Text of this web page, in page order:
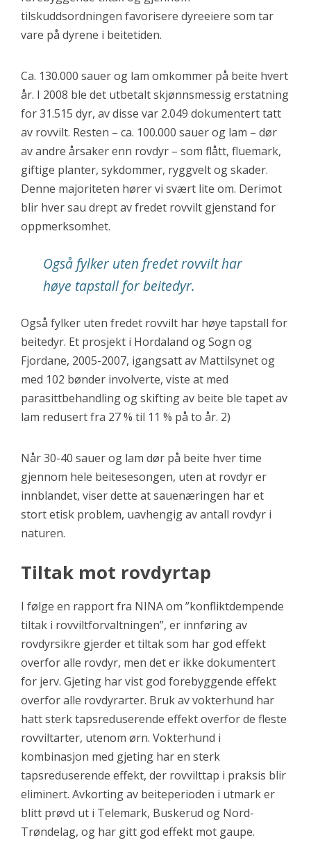
tilskuddsordningen favorisere dyreeiere som tar
vare på dyrene i beitetiden.
Ca. 130.000 sauer og lam omkommer på beite hvert
år. I 2008 ble det utbetalt skjønnsmessig erstatning
for 31.515 dyr, av disse var 2.049 dokumentert tatt
av rovvilt. Resten – ca. 100.000 sauer og lam – dør
av andre årsaker enn rovdyr – som flått, fluemark,
giftige planter, sykdommer, ryggvelt og skader.
Denne majoriteten hører vi svært lite om. Derimot
blir hver sau drept av fredet rovvilt gjenstand for
oppmerksomhet.
Også fylker uten fredet rovvilt har
høye tapstall for beitedyr.
Også fylker uten fredet rovvilt har høye tapstall for
beitedyr. Et prosjekt i Hordaland og Sogn og
Fjordane, 2005-2007, igangsatt av Mattilsynet og
med 102 bønder involverte, viste at med
parasittbehandling og skifting av beite ble tapet av
lam redusert fra 27 % til 11 % på to år. 2)
Når 30-40 sauer og lam dør på beite hver time
gjennom hele beitesesongen, uten at rovdyr er
innblandet, viser dette at sauenæringen har et
stort etisk problem, uavhengig av antall rovdyr i
naturen.
Tiltak mot rovdyrtap
I følge en rapport fra NINA om ”konfliktdempende
tiltak i rovviltforvaltningen”, er innføring av
rovdyrsikre gjerder et tiltak som har god effekt
overfor alle rovdyr, men det er ikke dokumentert
for jerv. Gjeting har vist god forebyggende effekt
overfor alle rovdyrarter. Bruk av vokterhund har
hatt sterk tapsreduserende effekt overfor de fleste
rovviltarter, utenom ørn. Vokterhund i
kombinasjon med gjeting har en sterk
tapsreduserende effekt, der rovvilttap i praksis blir
eliminert. Avkorting av beiteperioden i utmark er
blitt prøvd ut i Telemark, Buskerud og Nord-
Trøndelag, og har gitt god effekt mot gaupe.